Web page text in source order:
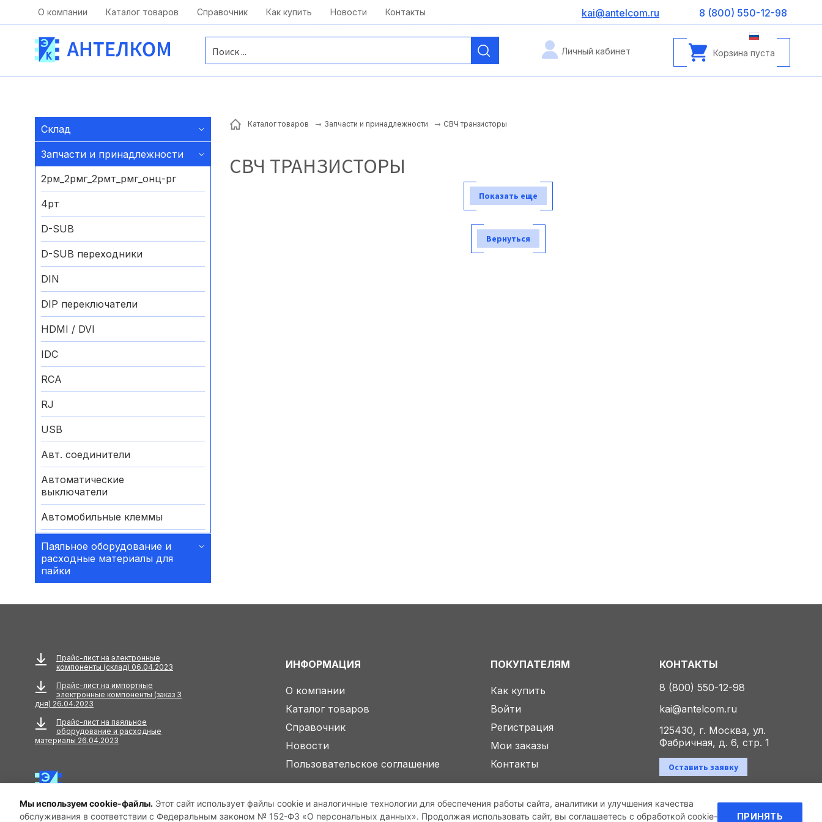
kai@antelcom.ru
Москва, ул. Московская, д.1 офис 1 c 08:00 до 20:00
О компании Каталог товаров Справочник Как купить Новости Контакты 8 (800) 550-12-98
kai@antelcom.ru
Корзина пуста
Личный кабинет
Мы используем cookie-файлы. Этот сайт использует файлы cookie и аналогичные технологии для обеспечения работы сайта, аналитики и улучшения качества
обслуживания в соответствии с Федеральным законом № 152-ФЗ «О персональных данных». Продолжая использовать сайт, вы соглашаетесь с обработкой cookie-
ПРИНЯТЬ
Склад
Запчасти и принадлежности
2рм_2рмг_2рмт_рмг_онц-рг
4рт
D-SUB
D-SUB переходники
DIN
DIP переключатели
HDMI / DVI
IDC
RCA
RJ
USB
Авт. соединители
Автоматические
выключатели
Автомобильные клеммы
Аккумуляторные батареи
Аксессуары
КОМПОНЕНТЫ
Амортизаторы
Анкера
АНТЕННЫ
Антенны GPS
Антенны WiFi
Антенны ТВ
Паяльное оборудование и
расходные материалы для
пайки
Каталог товаров Запчасти и принадлежности СВЧ транзисторы
СВЧ ТРАНЗИСТОРЫ
Показать еще
Вернуться
Прайс-лист на электронные
компоненты (склад) 06.04.2023
Прайс-лист на импортные
электронные компоненты (заказ 3
дня) 26.04.2023
Прайс-лист на паяльное
оборудование и расходные
материалы 26.04.2023
ИНФОРМАЦИЯ
О компании
Каталог товаров
Справочник
Новости
Пользовательское соглашение
ПОКУПАТЕЛЯМ
Как купить
Войти
Регистрация
Мои заказы
Контакты
КОНТАКТЫ
8 (800) 550-12-98
kai@antelcom.ru
125430, г. Москва, ул.
Фабричная, д. 6, стр. 1
Оставить заявку
Политика конфиденциальности